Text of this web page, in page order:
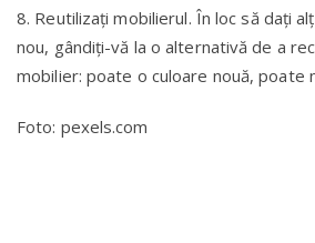
8. Reutilizaţi mobilierul. În loc să daţi
nou, gândiţi-vă la o alternativă de a
mobilier: poate o culoare nouă, poate
Foto: pexels.com